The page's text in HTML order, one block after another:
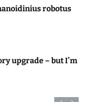
robotus
upgrade – but I’m